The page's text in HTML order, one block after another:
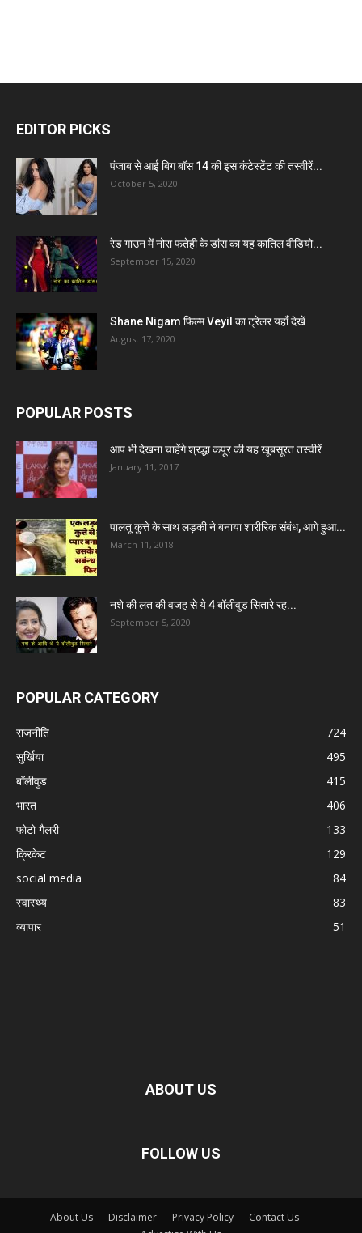
EDITOR PICKS
पंजाब से आई बिग बॉस 14 की इस कंटेस्टेंट की तस्वीरें...
October 5, 2020
रेड गाउन में नोरा फतेही के डांस का यह कातिल वीडियो...
September 15, 2020
Shane Nigam फिल्म Veyil का ट्रेलर यहाँ देखें
August 17, 2020
POPULAR POSTS
आप भी देखना चाहेंगे श्रद्धा कपूर की यह खूबसूरत तस्वीरें
January 11, 2017
पालतू कुत्ते के साथ लड़की ने बनाया शारीरिक संबंध, आगे हुआ...
March 11, 2018
नशे की लत की वजह से ये 4 बॉलीवुड सितारे रह...
September 5, 2020
POPULAR CATEGORY
राजनीति
724
सुर्खिया
495
बॉलीवुड
415
भारत
406
फोटो गैलरी
133
क्रिकेट
129
social media
84
स्वास्थ्य
83
व्यापार
51
ABOUT US
FOLLOW US
About Us Disclaimer Privacy Policy
Contact Us